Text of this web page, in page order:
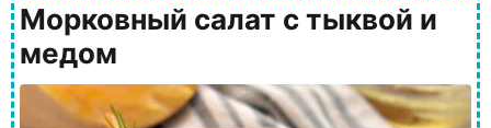
Морковный салат с тыквой и
медом